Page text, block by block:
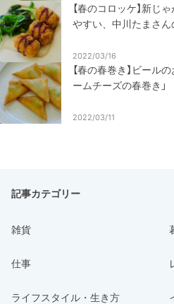
【春のコロッケ】新じ
やすい、中川たまさん
2022/03/16
【春の春巻き】ビール
ームチーズの春巻き」
2022/03/11
記事カテゴリー
雑貨
仕事
ライフスタイル・生き方